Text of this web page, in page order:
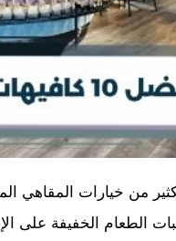
من خيارات المقاهي
الطعام الخفيفة على